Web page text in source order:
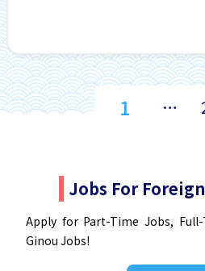
1 …
Jobs For
Apply for Part-Time Jobs,
Ginou Jobs!